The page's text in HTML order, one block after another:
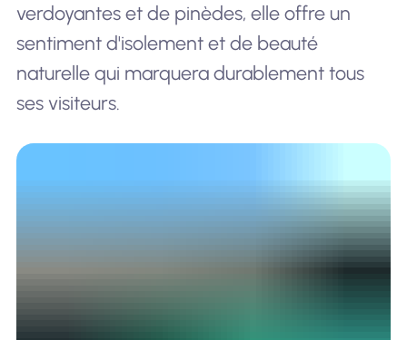
verdoyantes et de pinèdes, elle offre un
sentiment d'isolement et de beauté
naturelle qui marquera durablement tous
ses visiteurs.